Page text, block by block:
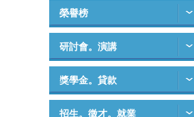
榮譽榜
研討會。演講
獎學金。貸款
招生。徵才。就業